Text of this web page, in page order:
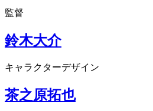
監督
鈴木大介
キャラクターデザイン
茶之原拓也